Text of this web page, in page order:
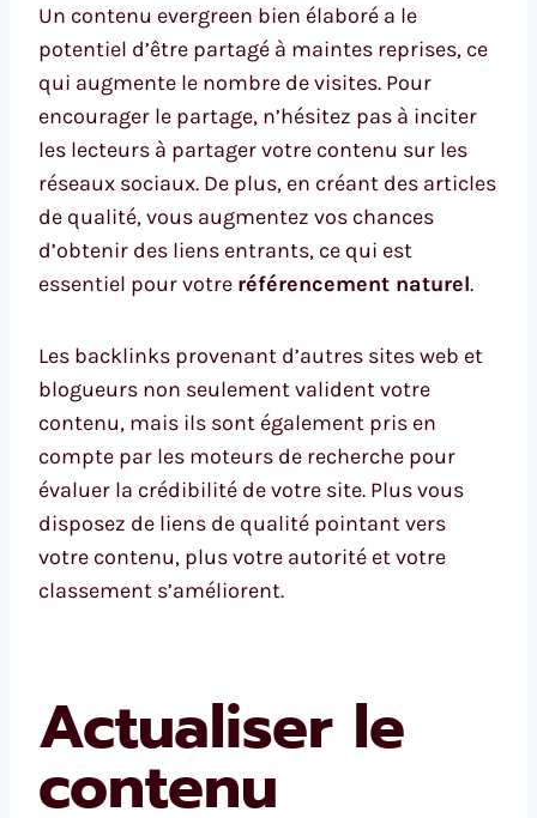
Un contenu evergreen bien élaboré a le
potentiel d’être partagé à maintes reprises, ce
qui augmente le nombre de visites. Pour
encourager le partage, n’hésitez pas à inciter
les lecteurs à partager votre contenu sur les
réseaux sociaux. De plus, en créant des articles
de qualité, vous augmentez vos chances
d’obtenir des liens entrants, ce qui est
essentiel pour votre référencement naturel.
Les backlinks provenant d’autres sites web et
blogueurs non seulement valident votre
contenu, mais ils sont également pris en
compte par les moteurs de recherche pour
évaluer la crédibilité de votre site. Plus vous
disposez de liens de qualité pointant vers
votre contenu, plus votre autorité et votre
classement s’améliorent.
Actualiser le
contenu